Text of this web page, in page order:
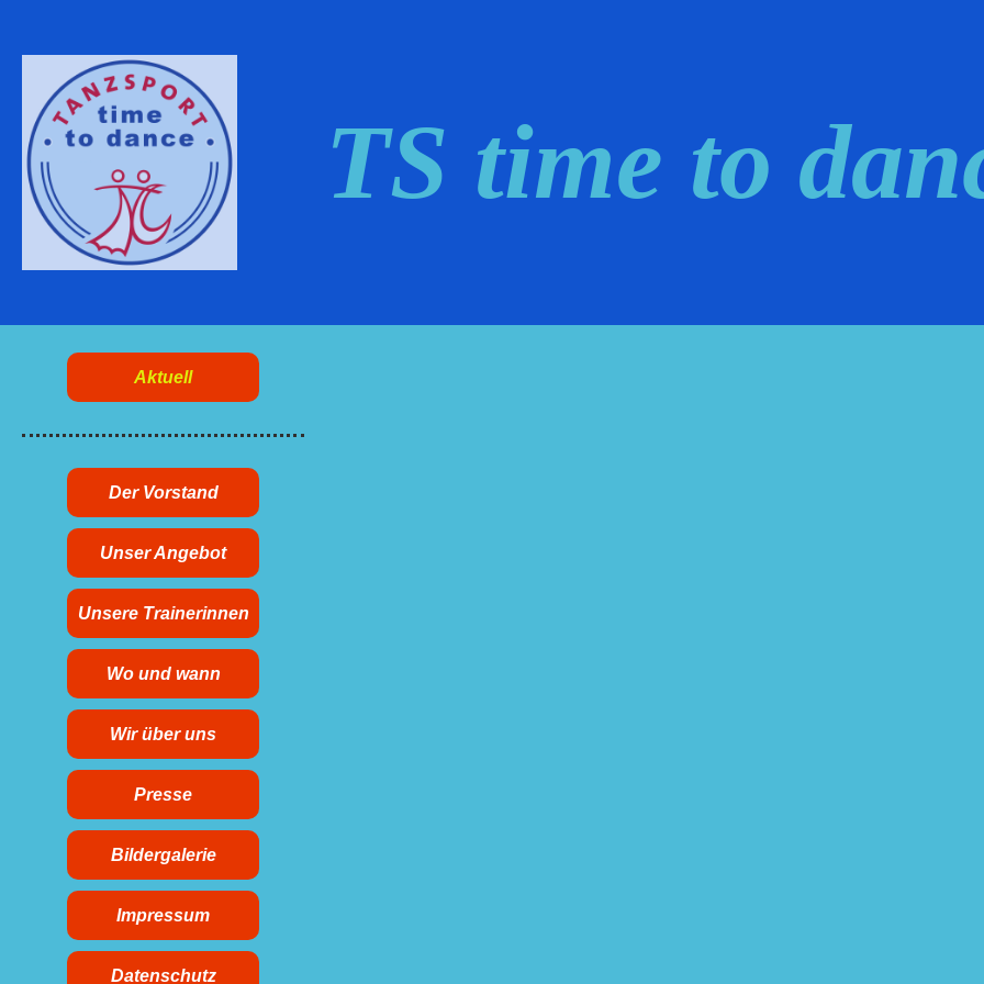
TS time to
Aktuell
Der Vorstand
Unser Angebot
Unsere Trainerinnen
Wo und wann
Wir über uns
Presse
Bildergalerie
Impressum
Datenschutz